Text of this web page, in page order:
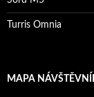
Turris Omnia
MAPA